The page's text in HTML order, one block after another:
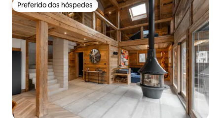
Preferido dos hóspedes
Preferido dos hóspedes